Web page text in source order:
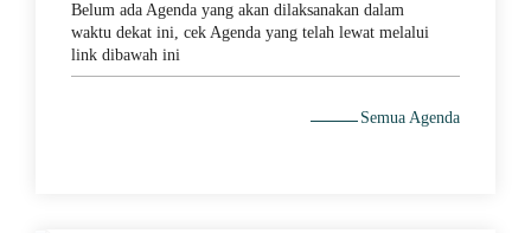
Belum ada Agenda yang akan dilaksanakan dalam
waktu dekat ini, cek Agenda yang telah lewat melalui
link dibawah ini
Semua Agenda